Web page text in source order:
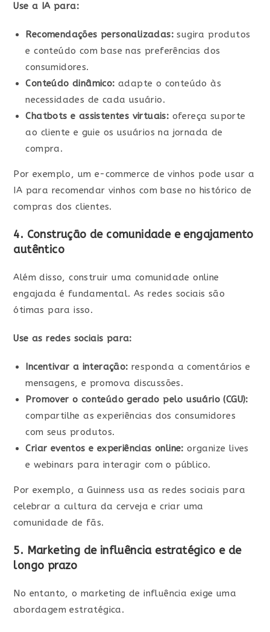
Use a IA para:
Recomendações personalizadas: sugira produtos
e conteúdo com base nas preferências dos
consumidores.
Conteúdo dinâmico: adapte o conteúdo às
necessidades de cada usuário.
Chatbots e assistentes virtuais: ofereça suporte
ao cliente e guie os usuários na jornada de
compra.
Por exemplo, um e-commerce de vinhos pode usar a
IA para recomendar vinhos com base no histórico de
compras dos clientes.
4. Construção de comunidade e engajamento
autêntico
Além disso, construir uma comunidade online
engajada é fundamental. As redes sociais são
ótimas para isso.
Use as redes sociais para:
Incentivar a interação: responda a comentários e
mensagens, e promova discussões.
Promover o conteúdo gerado pelo usuário (CGU):
compartilhe as experiências dos consumidores
com seus produtos.
Criar eventos e experiências online: organize lives
e webinars para interagir com o público.
Por exemplo, a Guinness usa as redes sociais para
celebrar a cultura da cerveja e criar uma
comunidade de fãs.
5. Marketing de influência estratégico e de
longo prazo
No entanto, o marketing de influência exige uma
abordagem estratégica.